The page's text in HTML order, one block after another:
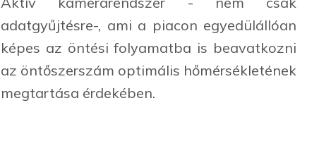
adatgyűjtésre-, ami a piacon egyedülállóan
képes az öntési folyamatba is beavatkozni
az öntőszerszám optimális hőmérsékletének
megtartása érdekében.